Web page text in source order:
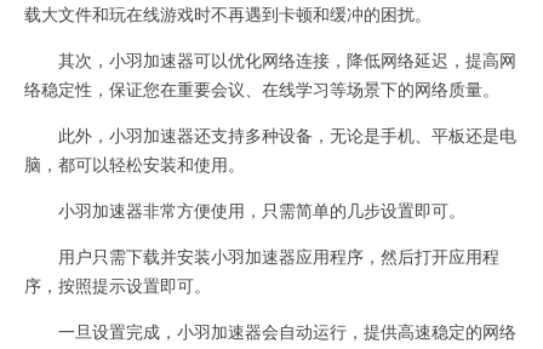
载大文件和玩在线游戏时不再遇到卡顿和缓冲的困扰。
其次，小羽加速器可以优化网络连接，降低网络延迟，提高网
络稳定性，保证您在重要会议、在线学习等场景下的网络质量。
此外，小羽加速器还支持多种设备，无论是手机、平板还是电
脑，都可以轻松安装和使用。
小羽加速器非常方便使用，只需简单的几步设置即可。
用户只需下载并安装小羽加速器应用程序，然后打开应用程
序，按照提示设置即可。
一旦设置完成，小羽加速器会自动运行，提供高速稳定的网络